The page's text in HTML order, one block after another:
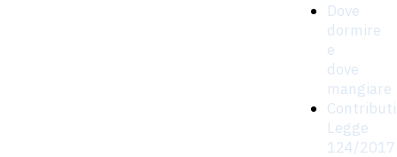
Dove
dormire
e
dove
mangiare
Contributi
Legge
124/2017